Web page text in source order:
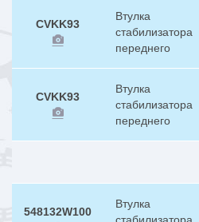
CVKK93
Втулка
стабилизатора
переднего
CVKK93
Втулка
стабилизатора
переднего
548132W100
Втулка